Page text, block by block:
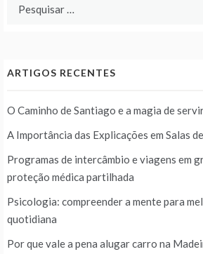
ARTIGOS RECENTES
O Caminho de Santiago e a magia de
A Importância das Explicações em Salas
Programas de intercâmbio e viagens em
proteção médica partilhada
Psicologia: compreender a mente para
quotidiana
Por que vale a pena alugar carro na